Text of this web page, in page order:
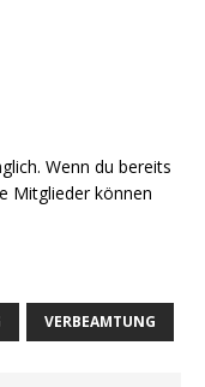
Wenn du bereits
Mitglieder können
VERBEAMTUNG